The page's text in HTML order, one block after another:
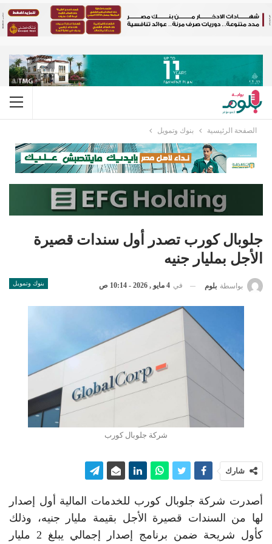
الصفحة الرئيسية بنوك وتمويل
جلوبال كورب تصدر أول سندات قصيرة
الأجل بمليار جنيه
بنوك وتمويل بواسطة بلوم في 4 مايو , 2026 - 10:14 ص
شركة جلوبال كورب
شارك
أصدرت شركة جلوبال كورب للخدمات المالية أول إصدار
لها من السندات قصيرة الأجل بقيمة مليار جنيه، وذلك
كأول شريحة ضمن برنامج إصدار إجمالي يبلغ 2 مليار